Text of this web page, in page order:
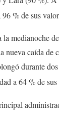
% de sus
la medianoche
nueva caída de
durante
a 64 % de